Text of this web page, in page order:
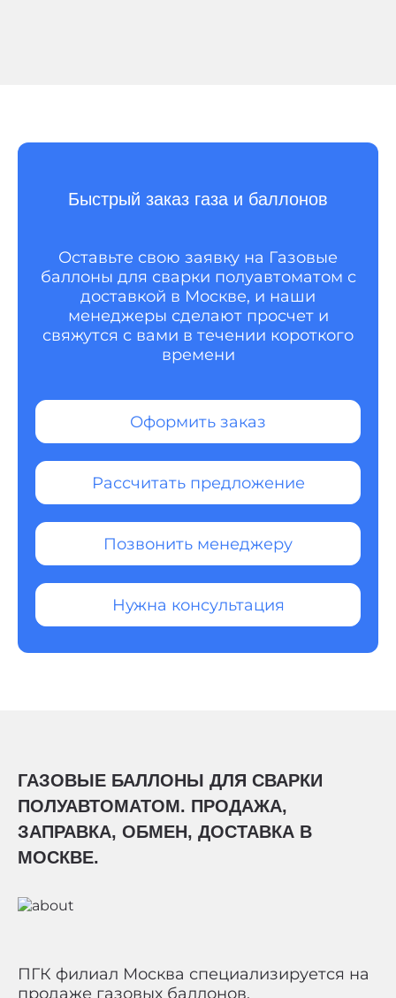
Быстрый заказ газа и баллонов
Оставьте свою заявку на Газовые
баллоны для сварки полуавтоматом с
доставкой в Москве, и наши
менеджеры сделают просчет и
свяжутся с вами в течении короткого
времени
Оформить заказ
Рассчитать предложение
Позвонить менеджеру
Нужна консультация
ГАЗОВЫЕ БАЛЛОНЫ ДЛЯ СВАРКИ
ПОЛУАВТОМАТОМ. ПРОДАЖА,
ЗАПРАВКА, ОБМЕН, ДОСТАВКА В
МОСКВЕ.
ПГК филиал Москва специализируется на
продаже газовых баллонов,